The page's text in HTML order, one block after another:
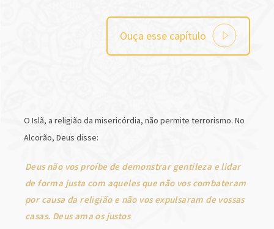
Ouça esse capítulo
O Islã, a religião da misericórdia, não permite terrorismo. No
Alcorão, Deus disse:
Deus não vos proíbe de demonstrar gentileza e lidar
de forma justa com aqueles que não vos combateram
por causa da religião e não vos expulsaram de vossas
casas. Deus ama os justos